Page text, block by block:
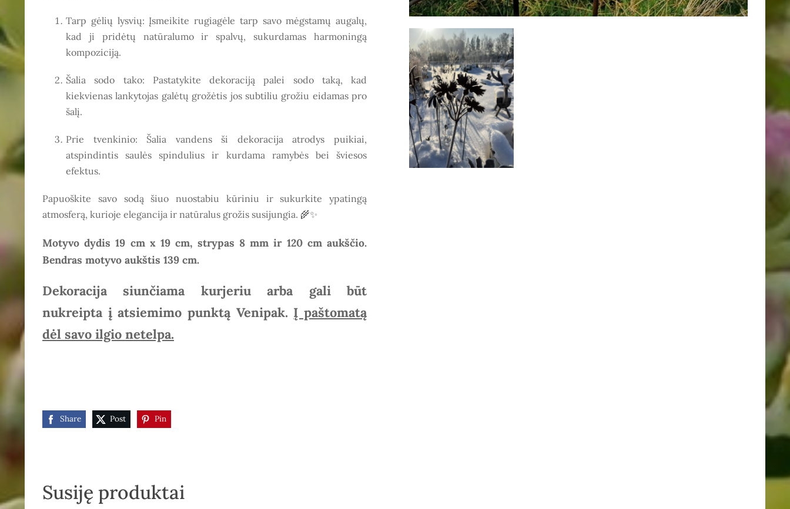
Tarp gėlių lysvių: Įsmeikite rugiagėle tarp savo mėgstamų augalų,
kad ji pridėtų natūralumo ir spalvų, sukurdamas harmoningą
kompoziciją.
Šalia sodo tako: Pastatykite dekoraciją palei sodo taką, kad
kiekvienas lankytojas galėtų grožėtis jos subtiliu grožiu eidamas pro
šalį.
Prie tvenkinio: Šalia vandens ši dekoracija atrodys puikiai,
atspindintis saulės spindulius ir kurdama ramybės bei šviesos
efektus.
Papuoškite savo sodą šiuo nuostabiu kūriniu ir sukurkite ypatingą
atmosferą, kurioje elegancija ir natūralus grožis susijungia. 🌾✨
Motyvo dydis 19 cm x 19 cm, strypas 8 mm ir 120 cm aukščio.
Bendras motyvo aukštis 139 cm.
Dekoracija siunčiama kurjeriu arba gali būt
nukreipta į atsiemimo punktą Venipak. Į paštomatą
dėl savo ilgio netelpa.
Share Post Pin
Susiję produktai